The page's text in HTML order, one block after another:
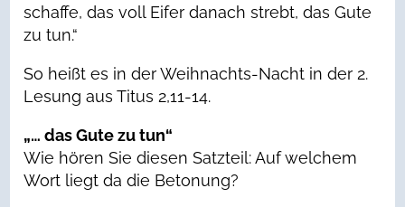
schaffe, das voll Eifer danach strebt, das Gute
zu tun.“
So heißt es in der Weihnachts-Nacht in der 2.
Lesung aus Titus 2,11-14.
„… das Gute zu tun“
Wie hören Sie diesen Satzteil: Auf welchem
Wort liegt da die Betonung?